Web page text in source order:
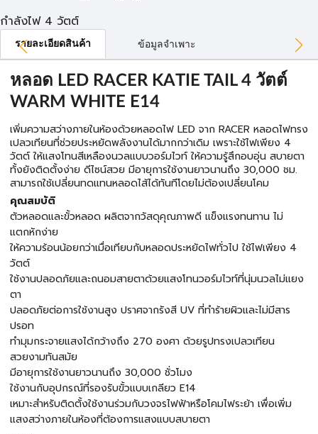
กำลังไฟ 4 วัตต์
รายละเอียดสินค้า ข้อมูลจำเพาะ
หลอด LED RACER KATIE TAIL 4 วัตต์
WARM WHITE E14
เพิ่มความสว่างภายในห้องด้วยหลอดไฟ LED จาก RACER หลอดไฟทรง
เปลวเทียนที่ช่วยประหยัดพลังงานได้มากกว่าเดิม เพราะใช้ไฟเพียง 4
วัตต์ ให้แสงโทนสีเหลืองนวลแบบวอร์มไวท์ ให้ความรู้สึกอบอุ่น สบายตา
ทั้งยังติดตั้งง่าย ดีไซน์สวย มีอายุการใช้งานยาวนานถึง 30,000 ชม.
สามารถใช้เปลี่ยนทดแทนหลอดไส้ได้ทันทีโดยไม่ต้องเปลี่ยนโคม
คุณสมบัติ
ตัวหลอดและขั้วหลอด ผลิตจากวัสดุคุณภาพดี แข็งแรงทนทาน ไม่
แตกหักง่าย
ให้ความร้อนน้อยกว่าเมื่อเทียบกับหลอดประหยัดไฟทั่วไป ใช้ไฟเพียง 4
วัตต์
ใช้งานปลอดภัยและถนอมสายตาด้วยแสงโทนวอร์มไวท์ที่นุ่มนวลไม่แยง
ตา
ปลอดภัยต่อการใช้งานสูง ปราศจากรังสี UV ที่ทำร้ายผิวและไม่มีสาร
ปรอท
ทำมุมกระจายแสงได้กว้างถึง 270 องศา ด้วยรูปทรงเปลวเทียน
สวยงามทันสมัย
มีอายุการใช้งานยาวนานถึง 30,000 ชั่วโมง
ใช้งานกับอุปกรณ์ที่รองรับขั้วแบบเกลียว E14
เหมาะสำหรับติดตั้งใช้งานร่วมกับวงจรไฟฟ้าหรือโคมไฟระย้า เพื่อเพิ่ม
แสงสว่างภายในห้องที่ต้องการแสงแบบสบายตา